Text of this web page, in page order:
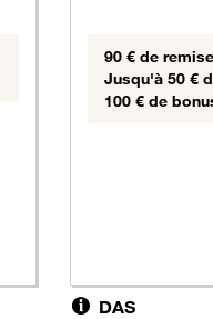
90 € de
Jusqu'à 50 €
100 € de
DAS